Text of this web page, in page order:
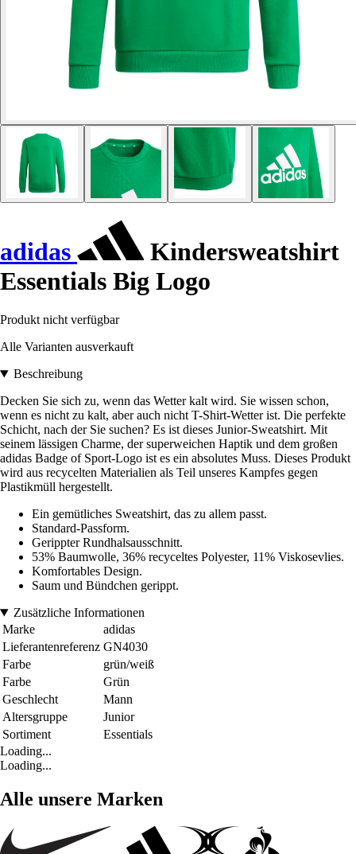
adidas
Kindersweatshirt
Essentials Big Logo
Produkt nicht verfügbar
Alle Varianten ausverkauft
Beschreibung
Decken Sie sich zu, wenn das Wetter kalt wird. Sie wissen schon,
wenn es nicht zu kalt, aber auch nicht T-Shirt-Wetter ist. Die perfekte
Schicht, nach der Sie suchen? Es ist dieses Junior-Sweatshirt. Mit
seinem lässigen Charme, der superweichen Haptik und dem großen
adidas Badge of Sport-Logo ist es ein absolutes Muss. Dieses Produkt
wird aus recycelten Materialien als Teil unseres Kampfes gegen
Plastikmüll hergestellt.
Ein gemütliches Sweatshirt, das zu allem passt.
Standard-Passform.
Gerippter Rundhalsausschnitt.
53% Baumwolle, 36% recyceltes Polyester, 11% Viskosevlies.
Komfortables Design.
Saum und Bündchen gerippt.
Zusätzliche Informationen
Marke
adidas
Lieferantenreferenz GN4030
Farbe
grün/weiß
Farbe
Grün
Geschlecht
Mann
Altersgruppe
Junior
Sortiment
Essentials
Loading...
Loading...
Alle unsere Marken